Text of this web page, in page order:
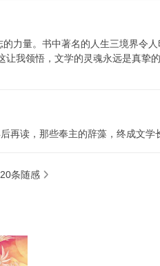
的力量。 书中著名的人生三境界令人
让我领悟， 文学的灵魂永远是真挚
读，那些奉主的辞藻，终成文
条随感